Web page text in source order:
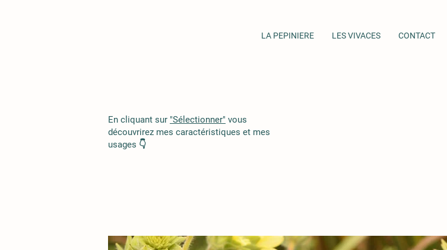
LA PEPINIERE LES VIVACES CONTACT
En cliquant sur "Sélectionner" vous
découvrirez mes caractéristiques et mes
usages 👇